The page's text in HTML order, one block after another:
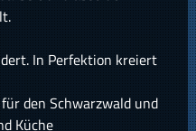
In Perfektion kreiert
den Schwarzwald und
Küche